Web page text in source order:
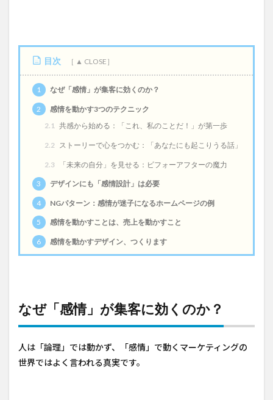
目次
1 なぜ「感情」が集客に効くのか？
2
感情を動かす3つのテクニック
2.1 共感から始める：「これ、私のことだ！」が第一歩
2.2 ストーリーで心をつかむ：「あなたにも起こりうる話」
2.3 「未来の自分」を見せる：ビフォーアフターの魔力
3 デザインにも「感情設計」は必要
4 NGパターン：感情が迷子になるホームページの例
5 感情を動かすことは、売上を動かすこと
6 感情を動かすデザイン、つくります
なぜ「感情」が集客に効くのか？
人は「論理」では動かず、「感情」で動く――マーケティングの
世界ではよく言われる真実です。